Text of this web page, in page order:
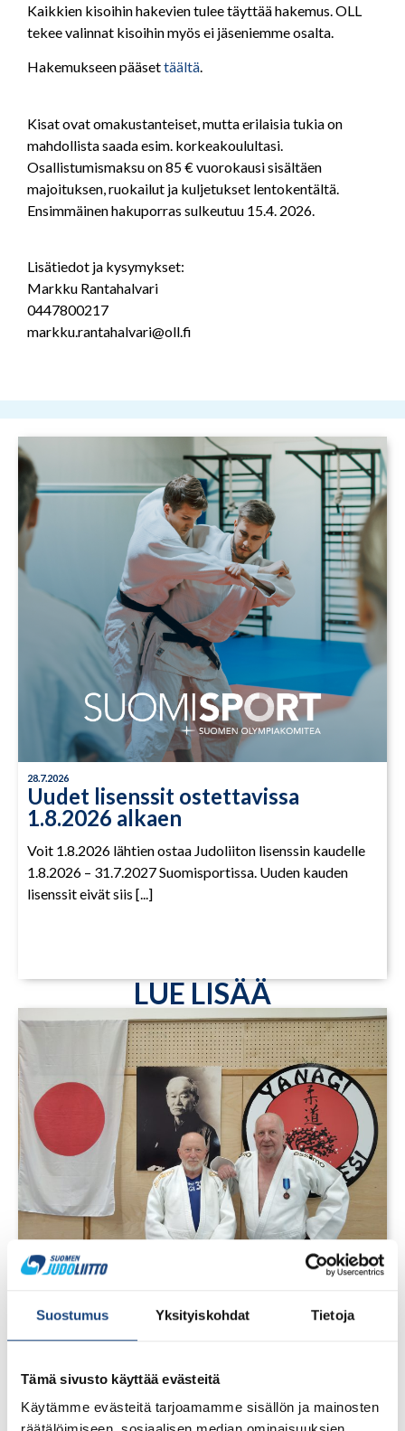
Suostumus Yksityiskohdat Tietoja
Tämä sivusto käyttää evästeitä
Käytämme evästeitä tarjoamamme sisällön ja mainosten
Kaikkien kisoihin hakevien tulee täyttää hakemus. OLL
tekee valinnat kisoihin myös ei jäseniemme osalta.
Hakemukseen pääsettäältä.
Kisat ovat omakustanteiset, mutta erilaisia tukia on
mahdollista saada esim. korkeakoulultasi.
Osallistumismaksu on 85 € vuorokausi sisältäen
majoituksen, ruokailut ja kuljetukset lentokentältä.
Ensimmäinen hakuporras sulkeutuu 15.4. 2026.
Lisätiedot ja kysymykset:
Markku Rantahalvari
0447800217
markku.rantahalvari@oll.fi
28.7.2026
Uudet lisenssit ostettavissa
1.8.2026 alkaen
Voit 1.8.2026 lähtien ostaa Judoliiton lisenssin kaudelle
1.8.2026 – 31.7.2027 Suomisportissa. Uuden kauden
lisenssit eivät siis [...]
LUE LISÄÄ
Pentti Vauhkoselle harvinainen
huomionosoitus